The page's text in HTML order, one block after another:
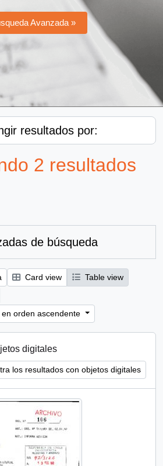
Avanzada »
resultados por:
2 resultados
de búsqueda
Card view
Table view
orden ascendente
digitales
los resultados con objetos digitales